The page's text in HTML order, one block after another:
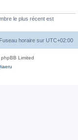
le plus récent est
Fuseau horaire sur UTC+02:00
Limited